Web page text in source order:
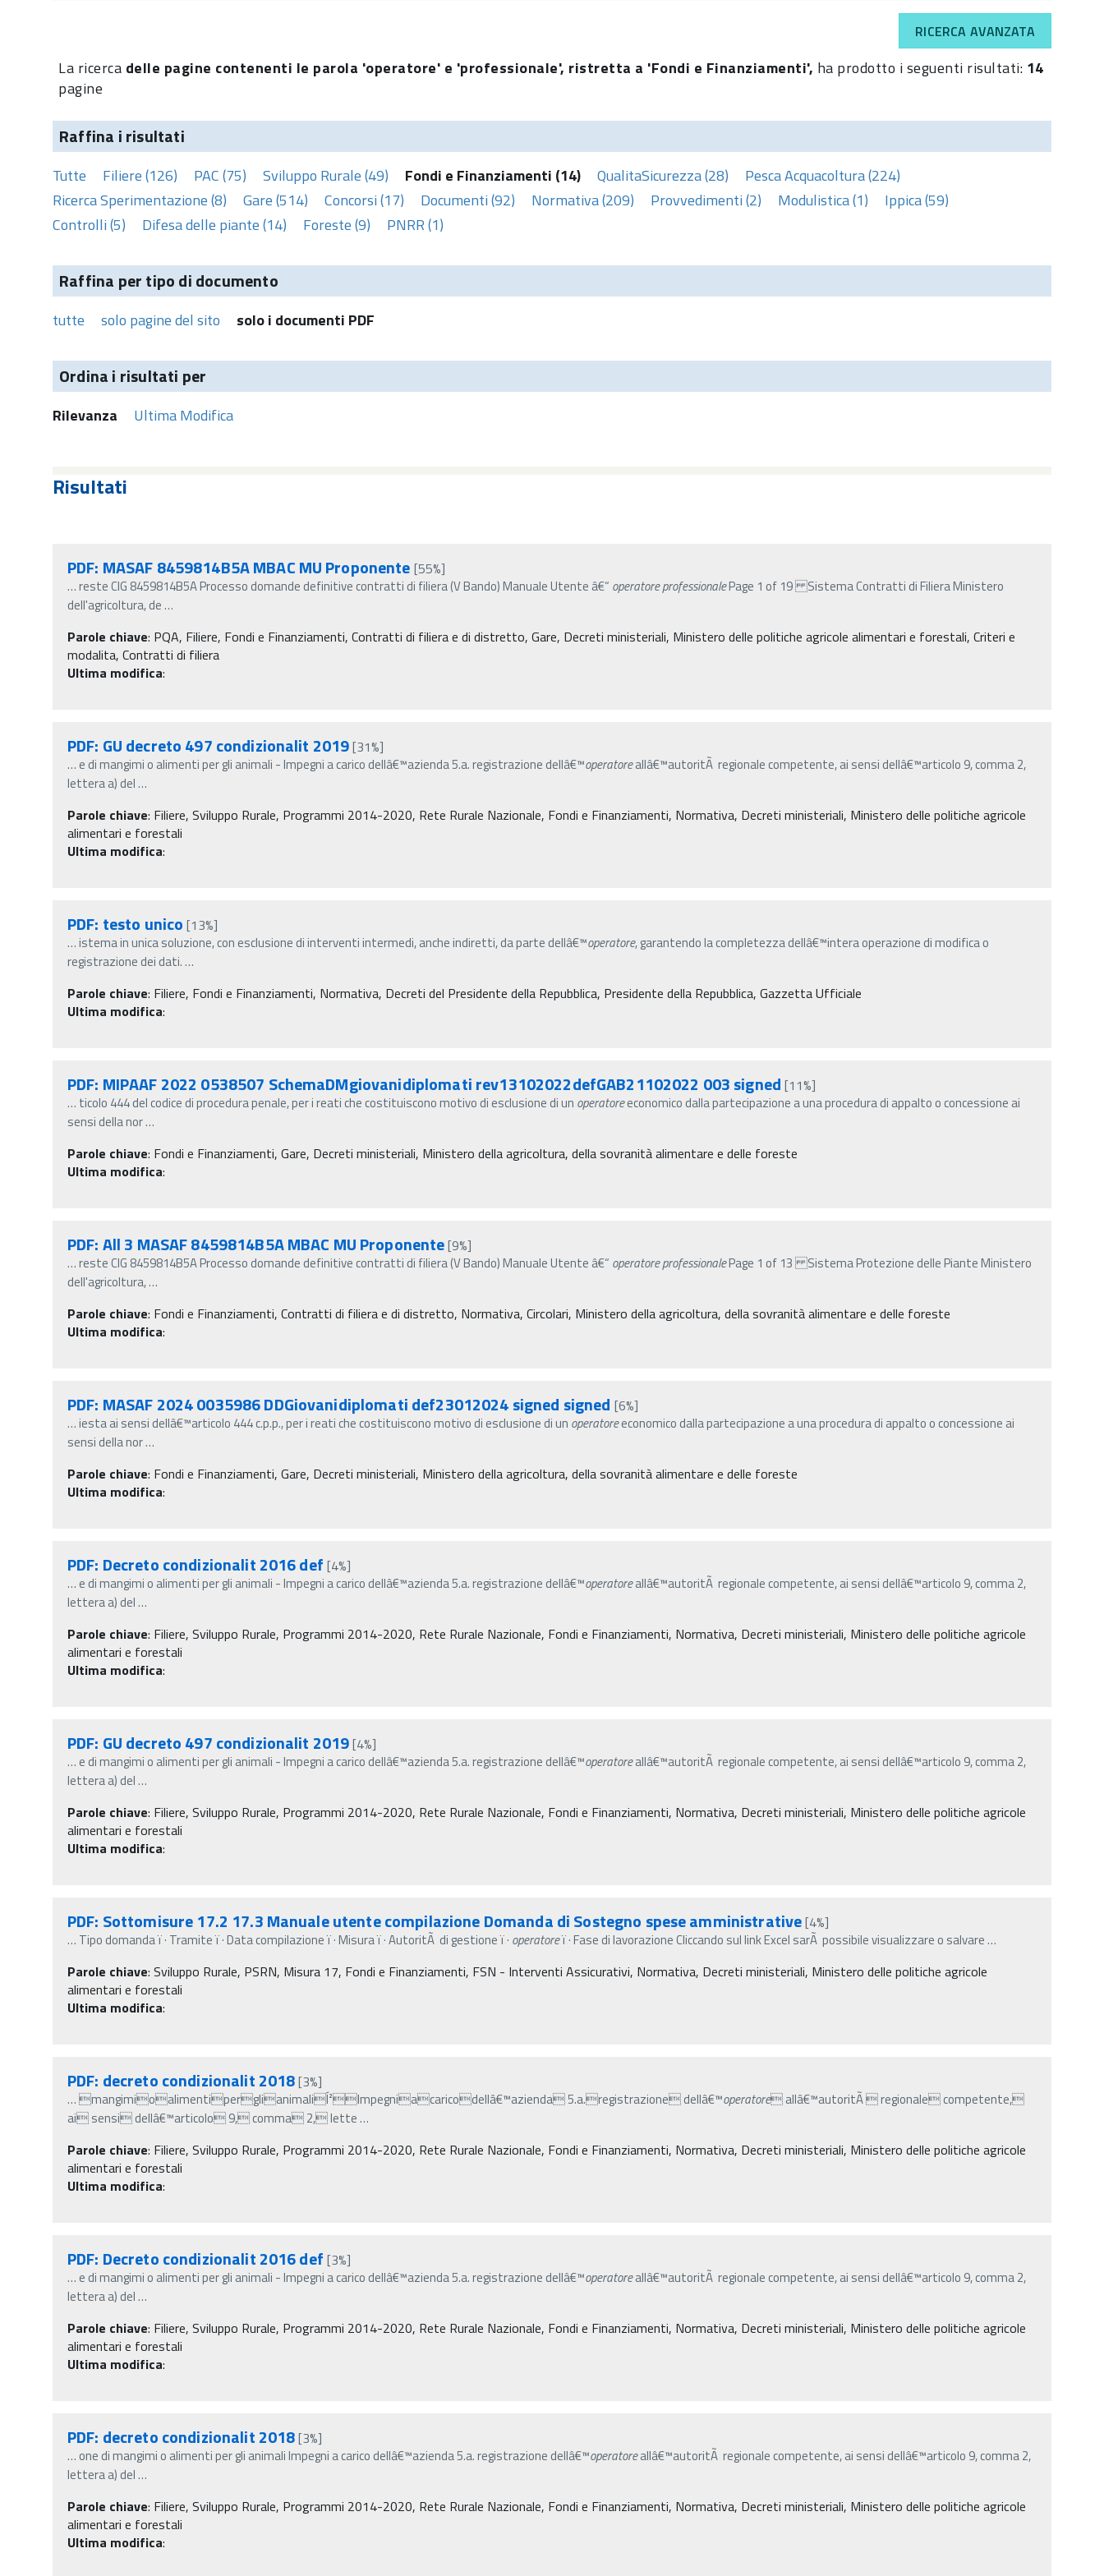
RICERCA AVANZATA
La ricerca delle pagine contenenti le parola 'operatore' e 'professionale', ristretta a 'Fondi e Finanziamenti', ha prodotto i seguenti risultati: 14
pagine
Raffina i risultati
Tutte Filiere (126) PAC (75) Sviluppo Rurale (49) Fondi e Finanziamenti (14) QualitaSicurezza (28)
Pesca Acquacoltura (224)
Ricerca Sperimentazione (8)
Gare (514) Concorsi (17) Documenti (92) Normativa (209) Provvedimenti (2) Modulistica (1)
Ippica (59)
Controlli (5)
Difesa delle piante (14) Foreste (9) PNRR (1)
Raffina per tipo di documento
tutte solo pagine del sito solo i documenti PDF
Ordina i risultati per
Rilevanza Ultima Modifica
Risultati
PDF: MASAF 8459814B5A MBAC MU Proponente [55%]
…reste CIG 8459814B5A Processo domande definitive contratti di filiera (V Bando) Manuale Utente â€“ operatoreprofessionalePage 1 of 19 Sistema Contratti di Filiera Ministero
dell'agricoltura, de…
Parole chiave: PQA, Filiere, Fondi e Finanziamenti, Contratti di filiera e di distretto, Gare, Decreti ministeriali, Ministero delle politiche agricole alimentari e forestali, Criteri e
modalita, Contratti di filiera
Ultima modifica:
PDF: GU decreto 497 condizionalit 2019[31%]
… e di mangimi o alimenti per gli animali - Impegni a carico dellâ€™azienda 5.a. registrazione dellâ€™operatoreallâ€™autoritÃ regionale competente, ai sensi dellâ€™articolo 9, comma 2,
lettera a) del…
Parole chiave: Filiere, Sviluppo Rurale, Programmi 2014-2020, Rete Rurale Nazionale, Fondi e Finanziamenti, Normativa, Decreti ministeriali, Ministero delle politiche agricole
alimentari e forestali
Ultima modifica:
PDF: testo unico [13%]
…istema in unica soluzione, con esclusione di interventi intermedi, anche indiretti, da parte dellâ€™operatore, garantendo la completezza dellâ€™intera operazione di modifica o
registrazione dei dati.…
Parole chiave: Filiere, Fondi e Finanziamenti, Normativa, Decreti del Presidente della Repubblica, Presidente della Repubblica, Gazzetta Ufficiale
Ultima modifica:
PDF: MIPAAF 2022 0538507 SchemaDMgiovanidiplomati rev13102022defGAB21102022 003 signed [11%]
… ticolo 444 del codice di procedura penale, per i reati che costituiscono motivo di esclusione di un operatoreeconomico dalla partecipazione a una procedura di appalto o concessione ai
sensi della nor…
Parole chiave: Fondi e Finanziamenti, Gare, Decreti ministeriali, Ministero della agricoltura, della sovranità alimentare e delle foreste
Ultima modifica:
PDF: All 3 MASAF 8459814B5A MBAC MU Proponente[9%]
…reste CIG 8459814B5A Processo domande definitive contratti di filiera (V Bando) Manuale Utente â€“ operatoreprofessionalePage 1 of 13 Sistema Protezione delle Piante Ministero
dell'agricoltura,…
Parole chiave: Fondi e Finanziamenti, Contratti di filiera e di distretto, Normativa, Circolari, Ministero della agricoltura, della sovranità alimentare e delle foreste
Ultima modifica:
PDF: MASAF 2024 0035986 DDGiovanidiplomati def23012024 signed signed [6%]
…iesta ai sensi dellâ€™articolo 444 c.p.p., per i reati che costituiscono motivo di esclusione di un operatoreeconomico dalla partecipazione a una procedura di appalto o concessione ai
sensi della nor…
Parole chiave: Fondi e Finanziamenti, Gare, Decreti ministeriali, Ministero della agricoltura, della sovranità alimentare e delle foreste
Ultima modifica:
PDF: Decreto condizionalit 2016 def [4%]
… e di mangimi o alimenti per gli animali - Impegni a carico dellâ€™azienda 5.a. registrazione dellâ€™operatoreallâ€™autoritÃ regionale competente, ai sensi dellâ€™articolo 9, comma 2,
lettera a) del…
Parole chiave: Filiere, Sviluppo Rurale, Programmi 2014-2020, Rete Rurale Nazionale, Fondi e Finanziamenti, Normativa, Decreti ministeriali, Ministero delle politiche agricole
alimentari e forestali
Ultima modifica:
PDF: GU decreto 497 condizionalit 2019[4%]
… e di mangimi o alimenti per gli animali - Impegni a carico dellâ€™azienda 5.a. registrazione dellâ€™operatoreallâ€™autoritÃ regionale competente, ai sensi dellâ€™articolo 9, comma 2,
lettera a) del…
Parole chiave: Filiere, Sviluppo Rurale, Programmi 2014-2020, Rete Rurale Nazionale, Fondi e Finanziamenti, Normativa, Decreti ministeriali, Ministero delle politiche agricole
alimentari e forestali
Ultima modifica:
PDF: Sottomisure 17.2 17.3 Manuale utente compilazione Domanda di Sostegno spese amministrative[4%]
… Tipo domanda ï‚· Tramite ï‚· Data compilazione ï‚· Misura ï‚· AutoritÃ di gestione ï‚· operatoreï‚· Fase di lavorazione Cliccando sul link Excel sarÃ possibile visualizzare o salvare…
Parole chiave: Sviluppo Rurale, PSRN, Misura 17, Fondi e Finanziamenti, FSN - Interventi Assicurativi, Normativa, Decreti ministeriali, Ministero delle politiche agricole
alimentari e forestali
Ultima modifica:
PDF: decreto condizionalit 2018[3%]
…mangimioalimentiperglianimaliÍ²Impegniacaricodellâ€™azienda 5.a.registrazione dellâ€™operatore allâ€™autoritÃ  regionale competente,
ai sensi dellâ€™articolo 9, comma 2, lette…
Parole chiave: Filiere, Sviluppo Rurale, Programmi 2014-2020, Rete Rurale Nazionale, Fondi e Finanziamenti, Normativa, Decreti ministeriali, Ministero delle politiche agricole
alimentari e forestali
Ultima modifica:
PDF: Decreto condizionalit 2016 def [3%]
… e di mangimi o alimenti per gli animali - Impegni a carico dellâ€™azienda 5.a. registrazione dellâ€™operatoreallâ€™autoritÃ regionale competente, ai sensi dellâ€™articolo 9, comma 2,
lettera a) del…
Parole chiave: Filiere, Sviluppo Rurale, Programmi 2014-2020, Rete Rurale Nazionale, Fondi e Finanziamenti, Normativa, Decreti ministeriali, Ministero delle politiche agricole
alimentari e forestali
Ultima modifica:
PDF: decreto condizionalit 2018[3%]
… one di mangimi o alimenti per gli animali Impegni a carico dellâ€™azienda 5.a. registrazione dellâ€™operatoreallâ€™autoritÃ regionale competente, ai sensi dellâ€™articolo 9, comma 2,
lettera a) del…
Parole chiave: Filiere, Sviluppo Rurale, Programmi 2014-2020, Rete Rurale Nazionale, Fondi e Finanziamenti, Normativa, Decreti ministeriali, Ministero delle politiche agricole
alimentari e forestali
Ultima modifica: